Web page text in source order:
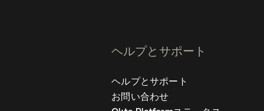
ヘルプとサポート
ヘルプとサポート
お問い合わせ